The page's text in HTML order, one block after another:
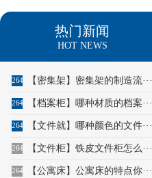
热门新闻
HOT NEWS
2641 【密集架】密集架的制造流···
2642 【档案柜】哪种材质的档案···
2643 【文件就】哪种颜色的文件···
2644 【文件柜】铁皮文件柜怎么···
2645 【公寓床】公寓床的特点你···